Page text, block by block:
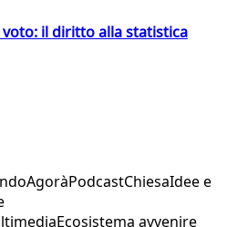
il diritto alla statistica
AgoràPodcastChiesaIdee e
Ecosistema avvenire